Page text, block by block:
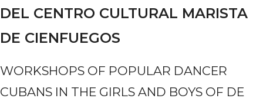
DEL CENTRO CULTURAL MARISTA
DE CIENFUEGOS
WORKSHOPS OF POPULAR DANCER
CUBANS IN THE GIRLS AND BOYS OF DE